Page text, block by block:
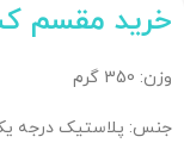
خرید مقسم
وزن: 350 گرم
جنس: پلاستیک درجه